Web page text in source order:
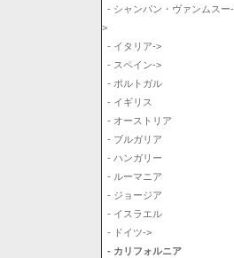
- シャンパン・ヴァンムスー-
>
- イタリア->
- スペイン->
- ポルトガル
- イギリス
- オーストリア
- ブルガリア
- ハンガリー
- ルーマニア
- ジョージア
- イスラエル
- ドイツ->
- カリフォルニア